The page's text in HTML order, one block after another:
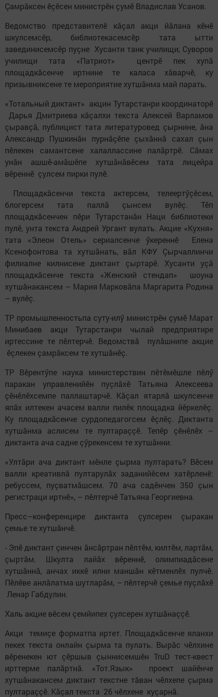
Çамрăксен ӗçӗсен министрӗн çумӗ Владислав Усанов.
Ведомство представителӗ кăçал акци йăлана кӗнӗ
шкулсемсӗр, библиотекасемсӗр тата ытти
завединисемсӗр пуçне Хусанти танк училищи, Суворов
училищи тата «Патриот» центрӗ пек хупă
площадкăсенче иртнине те каласа хăварчӗ, ку
призывниксене те мероприятие хутшăнма май парать.
«Тотальный диктант» акцин Тутарстанри координаторӗ
Дарья Дмитриева кăçалхи текста Алексей Варламов
çыравçă, публицист тата литературовед çырнине, ăна
Александр Пушкинăн пурнăçӗпе çыхăннă сахал çын
пӗлекен самантсене халаллассине палăртрӗ. Сăмах
унăн ашшӗ-амăшӗпе хутшăнăвӗсем тата лицейра
вӗреннӗ çулсем пирки пулӗ.
Площадкăсенчи текста актерсем, телеертӳçӗсем,
блогерсем тата паллă çынсем вулӗç. Тӗп
площадкăсенчен пӗри Тутарстанăн Наци библиотеки
пулӗ, унта текста Андрей Ургант вулать. Акцие «Кухня»
тата «Элеон Отель» сериалсенче ӳкереннӗ Елена
Ксенофонтова та хутшăнать, вăл КФУ Çырчаллинчи
филиалне килнисене диктант çыртарӗ. Хусанти уçă
площадкăсенче текста «Женский стендап» шоуна
хутшăнакансем – Мария Марковăпа Маргарита Родина
– вулӗç.
ТР промышленностьпа суту-илӳ министрӗн çумӗ Марат
Минибаев акци Тутарстанри чылай предприятире
иртессине те пӗлтерчӗ. Ведомствă пулăшнипе акцие
ӗçлекен çамрăксем те хутшăнӗç.
ТР Вӗрентӳпе наука министерствин пӗтӗмӗшле пӗлӳ
паракан управленийӗн пуçлăхӗ Татьяна Алексеева
çӗнӗлӗхсемпе паллаштарчӗ. Кăçал ятарлă шкулсенче
япăх илтекен ачасем валли пилӗк площадка йӗркелӗç.
Ку площадкăсенче сурдопедагогсем ӗçлӗç. Диктанта
хутшăнма аслисем те пултараççӗ. Тепӗр çӗнӗлӗх –
диктанта ача садне çӳрекенсем те хутшăнни.
«Ултăри ача диктант мӗнле çырма пултарать? Вӗсем
валли креативлă пултарулăх заданийӗсем хатӗрленӗ:
ребуссем, пуçватмăшсем. 70 ача садӗнчен 350 çын
регистраци иртнӗ», – пӗлтерчӗ Татьяна Георгиевна.
Пресс–конференцире диктанта çулсерен çыракан
çемье те хутшăнчӗ.
- Эпӗ диктант çинчен ăнсăртран пӗлтӗм, килтӗм, лартăм,
çыртăм. Шкулта лайăх вӗреннӗ, олимпиадăсене
хутшăннă, анчах иккӗ илни маншăн кӗтменлӗх пулчӗ.
Пӗлӗве анлăлатма шутларăм, – пӗлтерчӗ çемье пуçлăхӗ
Ленар Габдулин.
Халь акцие вӗсем çемйипех çулсерен хутшăнаççӗ.
Акци темиçе форматпа иртет. Площадкăсенче яланхи
пекех текста онлайн çырма та пулать. Вырăс чӗлхине
вӗренекен ют çӗршыв çыннисемшӗн TruD тест-квест
ирттерме палăртнă. «Тот.Язык» проект шайӗнче
хутшăнакансем диктант текстне тăван чӗлхепе çырма
пултараççӗ. Кăçал текста 26 чӗлхене куçарнă.